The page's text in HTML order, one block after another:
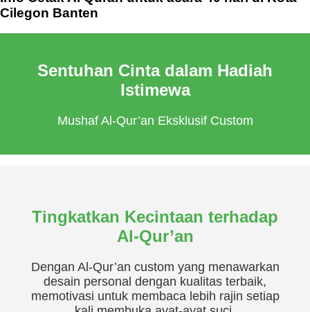
Cilegon Banten
Sentuhan Cinta dalam Hadiah
Istimewa
Mushaf Al-Qur’an Eksklusif Custom
Tingkatkan Kecintaan terhadap
Al-Qur’an
Dengan Al-Qur’an custom yang menawarkan
desain personal dengan kualitas terbaik,
memotivasi untuk membaca lebih rajin setiap